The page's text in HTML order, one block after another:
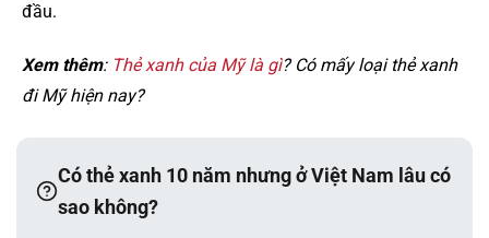
đầu.
Xem thêm: Thẻ xanh của Mỹ là gì? Có mấy loại thẻ xanh
đi Mỹ hiện nay?
Có thẻ xanh 10 năm nhưng ở Việt Nam lâu có
sao không?